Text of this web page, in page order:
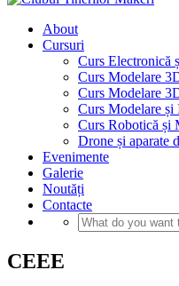
About
Cursuri
Curs Electronică
Curs Modelare
Curs Modelare
Curs Modelare și
Curs Robotică și
Drone și aparate
Evenimente
Galerie
Noutăți
Contacte
CEEE